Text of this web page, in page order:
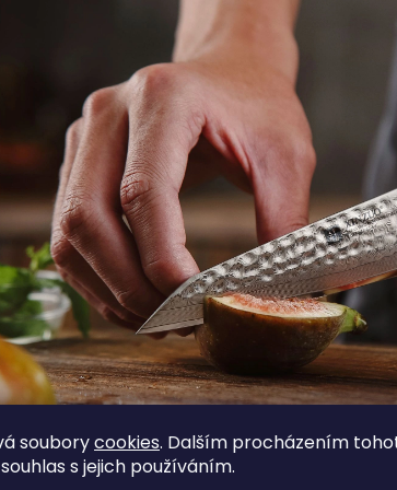
souborycookies. Dalším procházením
s jejich používáním.